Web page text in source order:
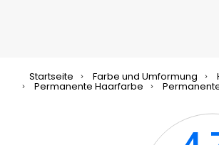
Startseite Farbe und Umformung
Permanente Haarfarbe